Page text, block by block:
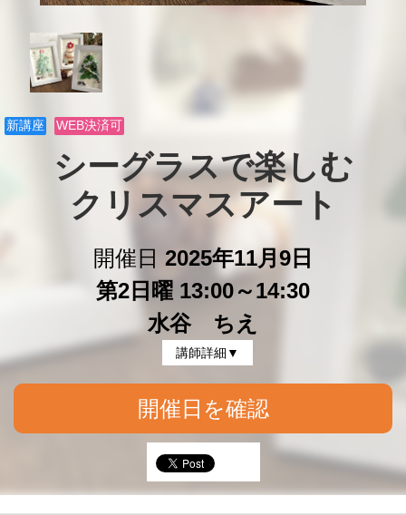
新講座 WEB決済可
シーグラスで楽しむ
クリスマスアート
開催日 2025年11月9日
第2日曜 13:00～14:30
水谷 ちえ
講師詳細▼
開催日を確認